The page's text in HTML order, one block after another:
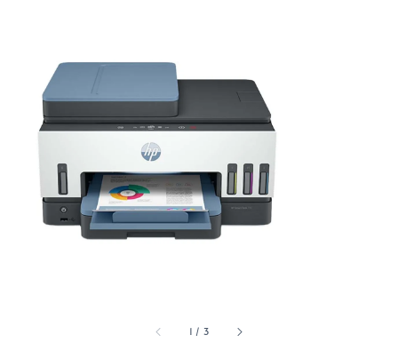
1 / 3